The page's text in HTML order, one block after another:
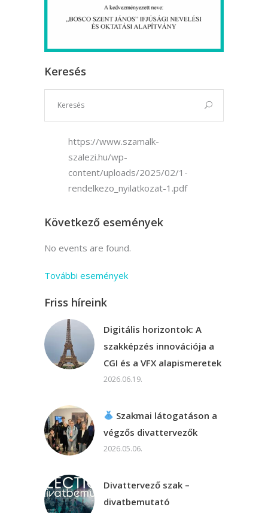
Keresés
https://www.szamalk-
szalezi.hu/wp-
content/uploads/2025/02/1-
rendelkezo_nyilatkozat-1.pdf
Következő események
No events are found.
További események
Friss híreink
Digitális horizontok: A
szakképzés innovációja a
CGI és a VFX alapismeretek
2026.06.19.
Szakmai látogatáson a
végzős divattervezők
2026.05.06.
Divattervező szak –
divatbemutató